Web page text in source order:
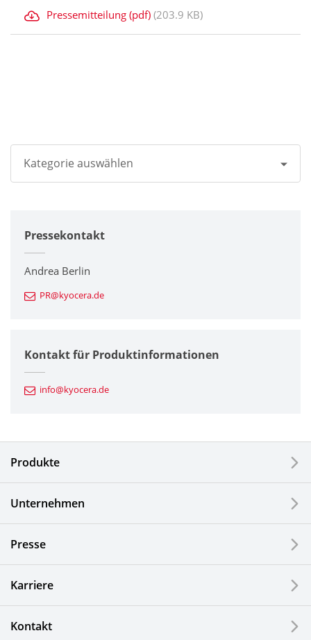
Pressemitteilung (pdf) (203.9 KB)
Kategorie auswählen
Unternehmen
Drucker / Multifunktionsgeräte
Feinkeramik-Komponenten
Automotive Komponenten
Elektronische Komponenten & Geräte
Optische Komponenten
Photovoltaiksysteme
Pressekontakt
Andrea Berlin
PR@kyocera.de
Kontakt für Produktinformationen
info@kyocera.de
Produkte
Unternehmen
Presse
Karriere
Kontakt